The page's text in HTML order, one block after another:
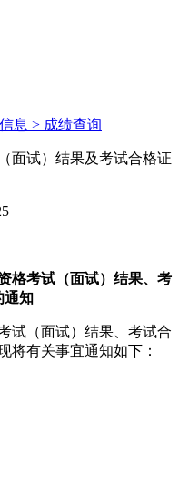
息 > 成绩查询
面试）结果及考试合格证
格考试（面试）结果、考
通知
（面试）结果、考试合
将有关事宜通知如下：